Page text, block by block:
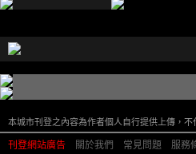
本城市刊登之內容為作者個人自行提供上傳，不
刊登網站廣告 關於我們 常見問題 服務